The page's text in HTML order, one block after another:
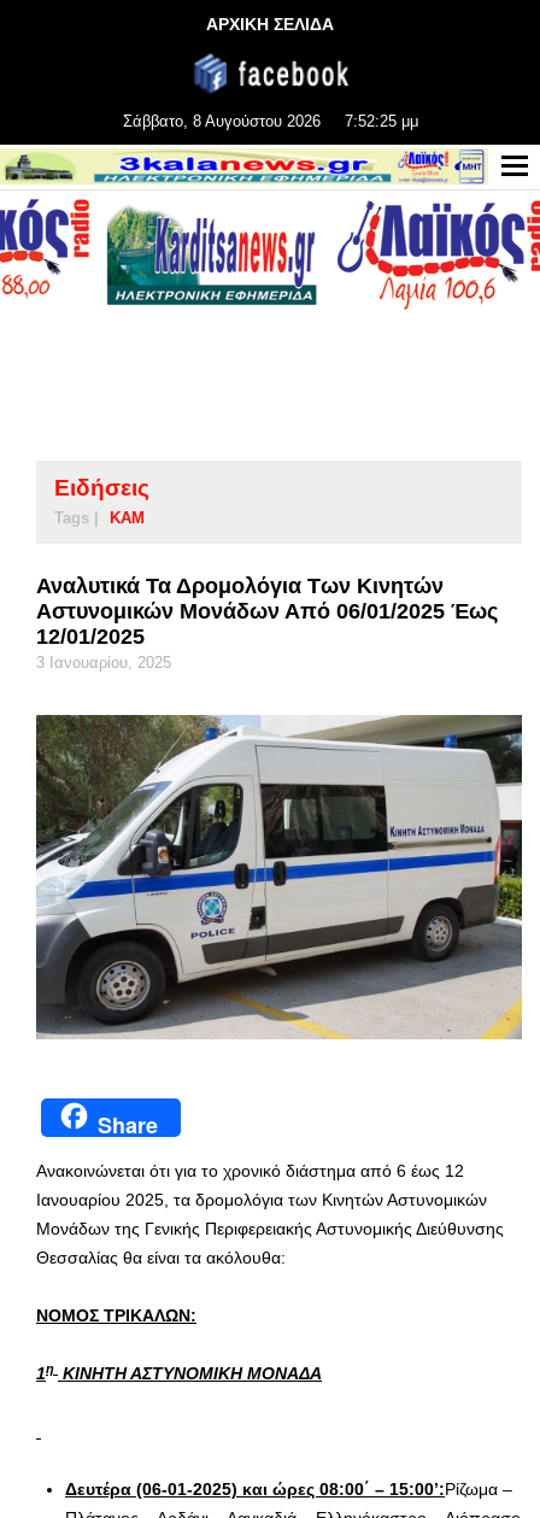
ΑΡΧΙΚΗ ΣΕΛΙΔΑ
Σάββατο, 8 Αυγούστου 2026 7:52:26 μμ
Ειδήσεις
Tags | ΚΑΜ
Αναλυτικά Τα Δρομολόγια Των Κινητών
Αστυνομικών Μονάδων Από 06/01/2025 Έως
12/01/2025
3 Ιανουαρίου, 2025
Share
Ανακοινώνεται ότι για το χρονικό διάστημα από 6 έως 12
Ιανουαρίου 2025, τα δρομολόγια των Κινητών Αστυνομικών
Μονάδων της Γενικής Περιφερειακής Αστυνομικής Διεύθυνσης
Θεσσαλίας θα είναι τα ακόλουθα:
ΝΟΜΟΣ ΤΡΙΚΑΛΩΝ:
1η ΚΙΝΗΤΗ ΑΣΤΥΝΟΜΙΚΗ ΜΟΝΑΔΑ
Δευτέρα (06-01-2025) και ώρες 08:00΄ – 15:00’:Ρίζωμα –